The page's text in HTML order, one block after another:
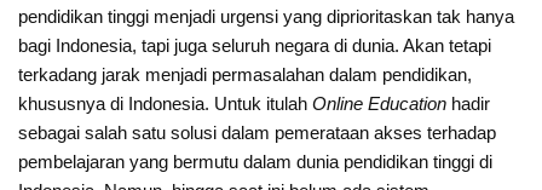
pendidikan tinggi menjadi urgensi yang diprioritaskan tak hanya
bagi Indonesia, tapi juga seluruh negara di dunia. Akan tetapi
terkadang jarak menjadi permasalahan dalam pendidikan,
khususnya di Indonesia. Untuk itulahOnline Education hadir
sebagai salah satu solusi dalam pemerataan akses terhadap
pembelajaran yang bermutu dalam dunia pendidikan tinggi di